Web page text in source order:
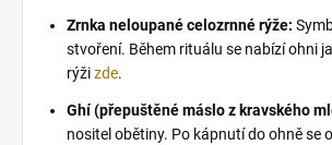
Zrnka neloupané celozrnné rýže:
stvoření. Během rituálu se nabízí ohni
rýžizde.
Ghí (přepuštěné máslo z kravského
nositel obětiny. Po kápnutí do ohně se